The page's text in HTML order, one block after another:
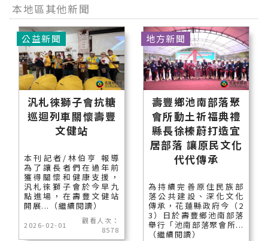
本地區其他新聞
汎札徠獅子會抗糖
巡迴列車關懷壽豐
文健站
本刊記者/林伯亨 報導
為了讓長者們在過年前
獲得關懷和健康支援，
汎札徠獅子會於今早九
點進場，在壽豐文健站
開展...（繼續閱讀）
2026-02-01
觀看人次：
8578
公益新聞
壽豐鄉池南部落聚
會所動土祈福典禮
縣長徐榛蔚打造宜
居部落 讓原民文化
代代傳承
為持續完善原住民族部
落公共建設、深化文化
傳承，花蓮縣政府今（2
3）日於壽豐鄉池南部落
舉行「池南部落聚會所...
（繼續閱讀）
地方新聞